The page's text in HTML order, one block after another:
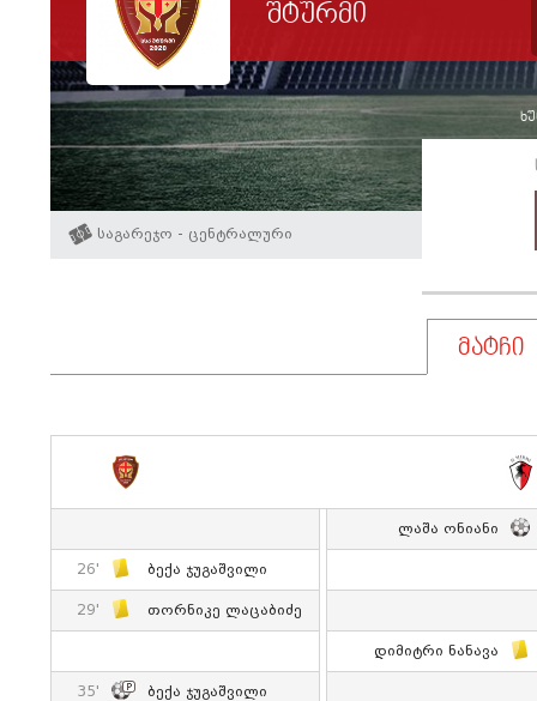
შტურმი
საგარეჯო - ცენტრალური
მატჩი
Ლაშა Ონიანი
26' Ბექა Ჯუგაშვილი
29' Თორნიკე Ლაცაბიძე
Დიმიტრი Ნანავა
35' Ბექა Ჯუგაშვილი